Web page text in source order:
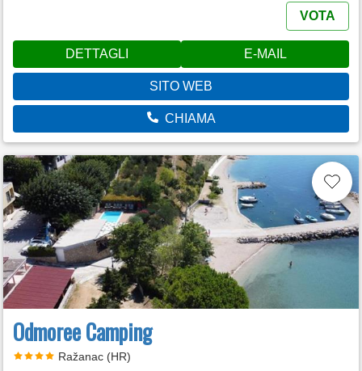
VOTA
DETTAGLI E-MAIL
SITO WEB
CHIAMA
Odmoree Camping
Ražanac (HR)